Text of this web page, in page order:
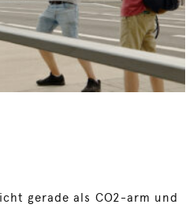
gerade als CO2-arm und